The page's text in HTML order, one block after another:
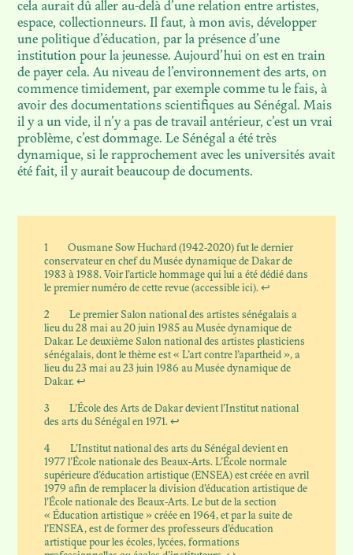
cela aurait dû aller au-delà d’une relation entre artistes,
espace, collectionneurs. Il faut, à mon avis, développer
une politique d’éducation, par la présence d’une
institution pour la jeunesse. Aujourd’hui on est en train
de payer cela. Au niveau de l’environnement des arts, on
commence timidement, par exemple comme tu le fais, à
avoir des documentations scientifiques au Sénégal. Mais
il y a un vide, il n’y a pas de travail antérieur, c’est un vrai
problème, c’est dommage. Le Sénégal a été très
dynamique, si le rapprochement avec les universités avait
été fait, il y aurait beaucoup de documents.
1
Ousmane Sow Huchard (1942-2020) fut le dernier
conservateur en chef du Musée dynamique de Dakar de
1983 à 1988. Voir l’article hommage qui lui a été dédié dans
le premier numéro de cette revue (accessible ici). ↩
2
Le premier Salon national des artistes sénégalais a
lieu du 28 mai au 20 juin 1985 au Musée dynamique de
Dakar. Le deuxième Salon national des artistes plasticiens
sénégalais, dont le thème est « L’art contre l’apartheid », a
lieu du 23 mai au 23 juin 1986 au Musée dynamique de
Dakar. ↩
3
L’École des Arts de Dakar devient l’Institut national
des arts du Sénégal en 1971. ↩
4
L’Institut national des arts du Sénégal devient en
1977 l’École nationale des Beaux-Arts. L’École normale
supérieure d’éducation artistique (ENSEA) est créée en avril
1979 afin de remplacer la division d’éducation artistique de
l’École nationale des Beaux-Arts. Le but de la section
« Éducation artistique » créée en 1964, et par la suite de
l’ENSEA, est de former des professeurs d’éducation
artistique pour les écoles, lycées, formations